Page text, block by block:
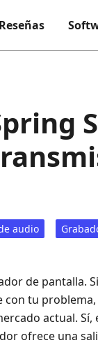
Reseñas
audio
de pantalla.
tu
actual.
ofrece una